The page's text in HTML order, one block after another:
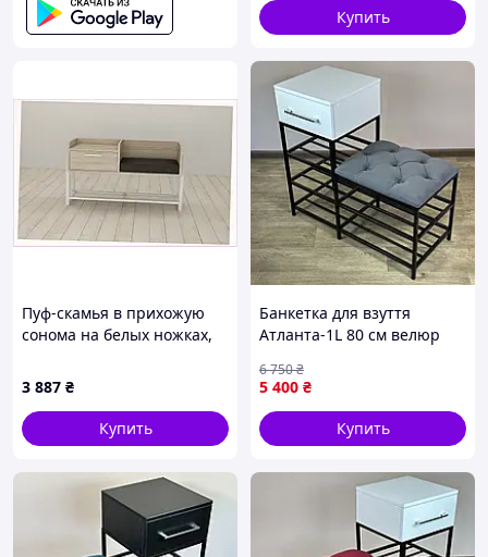
Купить
Пуф-скамья в прихожую
сонома на белых ножках,
3 887 ₴
Купить
Банкетка для взуття
Атланта-1L 80 см велюр
AllInOne -market-without-
queues-
5 400 ₴
6 750₴
Купить